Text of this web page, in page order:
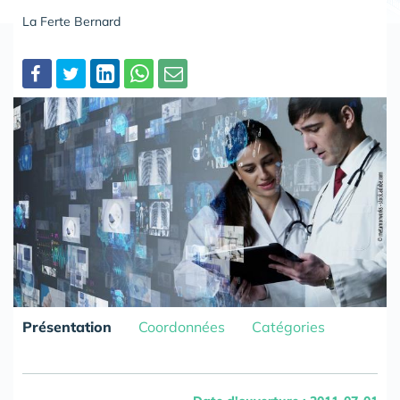
La Ferte Bernard
Partager
Présentation Coordonnées Catégories